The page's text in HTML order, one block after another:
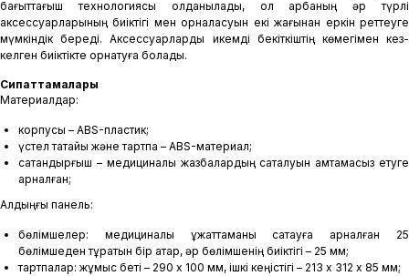
бағыттағыш технологиясы қолданылады, ол арбаның әр түрлі
аксессуарларының биіктігі мен орналасуын екі жағынан еркін реттеуге
мүмкіндік береді. Аксессуарларды икемді бекіткіштің көмегімен кез-
келген биіктікте орнатуға болады.
Сипаттамалары
Материалдар:
корпусы – ABS-пластик;
үстел тақтайы және тартпа – ABS-материал;
сақтандырғыш – медициналық жазбалардың сақталуын қамтамасыз етуге
арналған;
Алдыңғы панель:
бөлімшелер: медициналық құжаттаманы сақтауға арналған 25
бөлімшеден тұратын бір қатар, әр бөлімшенің биіктігі – 25 мм;
тартпалар: жұмыс беті – 290 х 100 мм, ішкі кеңістігі – 213 х 312 х 85 мм;